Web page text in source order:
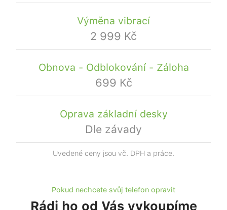
Výměna vibrací
2 999 Kč
Obnova - Odblokování - Záloha
699 Kč
Oprava základní desky
Dle závady
Uvedené ceny jsou vč. DPH a práce.
Pokud nechcete svůj telefon opravit
Rádi ho od Vás vykoupíme